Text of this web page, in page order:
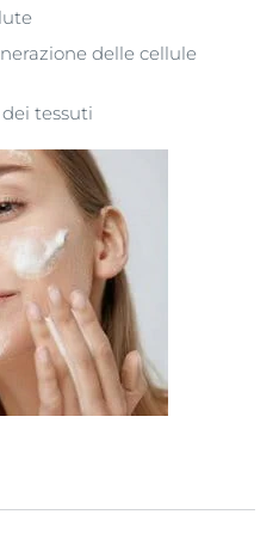
delle cellule
tessuti